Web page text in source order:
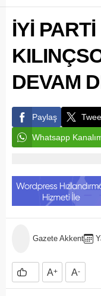
İYİ PARTİ
DEVAM
Paylaş
Whatsapp
Gazete Akkent
A+ A-